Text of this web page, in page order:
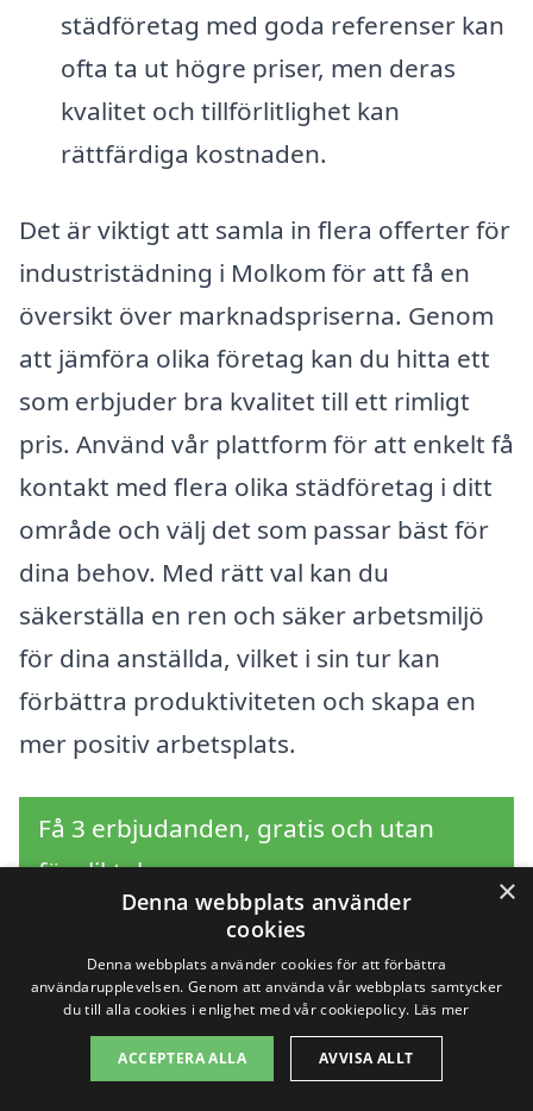
städföretag med goda referenser kan
ofta ta ut högre priser, men deras
kvalitet och tillförlitlighet kan
rättfärdiga kostnaden.
Det är viktigt att samla in flera offerter för
industristädning i Molkom för att få en
översikt över marknadspriserna. Genom
att jämföra olika företag kan du hitta ett
som erbjuder bra kvalitet till ett rimligt
pris. Använd vår plattform för att enkelt få
kontakt med flera olika städföretag i ditt
område och välj det som passar bäst för
dina behov. Med rätt val kan du
säkerställa en ren och säker arbetsmiljö
för dina anställda, vilket i sin tur kan
förbättra produktiviteten och skapa en
mer positiv arbetsplats.
Få 3 erbjudanden, gratis och utan
förpliktelser
Sök efter en
professionell för
×
Denna webbplats använder
cookies
Denna webbplats använder cookies för att förbättra
användarupplevelsen. Genom att använda vår webbplats samtycker
du till alla cookies i enlighet med vår cookiepolicy. Läs mer
ACCEPTERA ALLA AVVISA ALLT